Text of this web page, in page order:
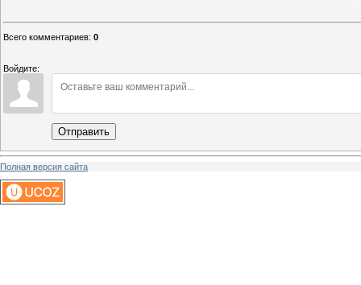
Всего комментариев: 0
Войдите:
Отправить
Полная версия сайта